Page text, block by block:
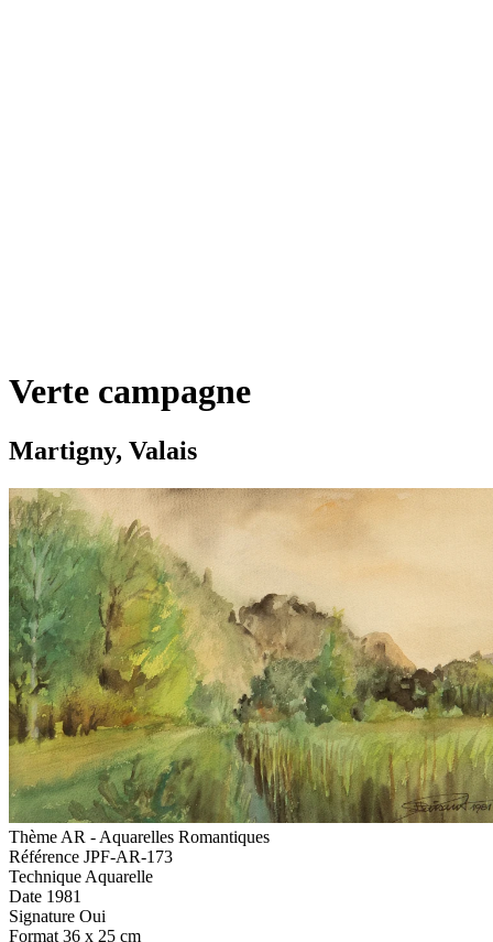
Verte campagne
Martigny, Valais
Thème AR - Aquarelles Romantiques
Référence JPF-AR-173
Technique Aquarelle
Date 1981
Signature Oui
Format 36 x 25 cm